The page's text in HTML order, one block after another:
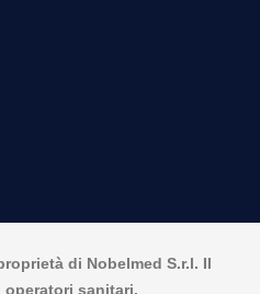
di Nobelmed S.r.l. Il
sanitari.